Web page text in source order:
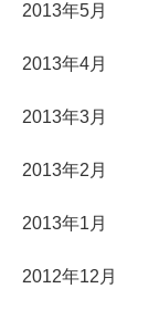
2013年5月
2013年4月
2013年3月
2013年2月
2013年1月
2012年12月